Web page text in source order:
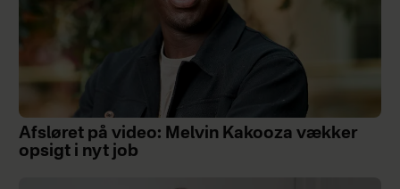
Afsløret på video: Melvin Kakooza vækker
opsigt i nyt job